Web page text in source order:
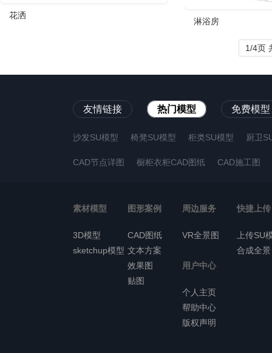
花洒
淋浴房
1/4页
友情链接 热门模型 免费模型
沙发SU模型 椅凳SU模型 柜类SU模型 厨卫
CAD节点详图 橱柜衣柜CAD图纸 CAD施工图
素材模型
3D模型
sketchup模型
图形案例
CAD图纸
文本方案
效果图
贴图
周边服务
VR全景图
快捷上传
上传SU
合成全景
用户中心
个人主页
帮助中心
版权声明